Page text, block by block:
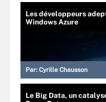
Les développeurs
Windows Azure
Par: Cyrille Chausson
Le Big Data, un